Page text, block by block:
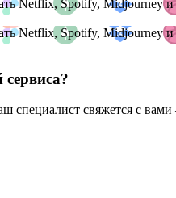
Netflix, Spotify, Midjourney
Netflix, Spotify, Midjourney
специалист свяжется с